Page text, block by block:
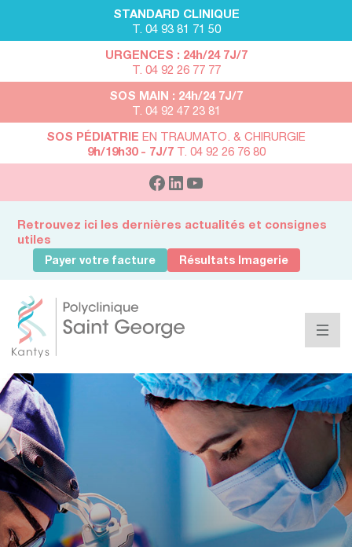
STANDARD CLINIQUE
T. 04 93 81 71 50
URGENCES : 24h/24 7J/7
T. 04 92 26 77 77
SOS MAIN : 24h/24 7J/7
T. 04 92 47 23 81
SOS PÉDIATRIE EN TRAUMATO. & CHIRURGIE
9h/19h30 - 7J/7T. 04 92 26 76 80
Retrouvez ici les dernières actualités et consignes
utiles
Payer votre facture Résultats Imagerie